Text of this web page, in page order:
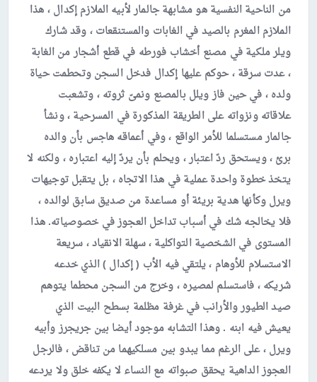
من الناحية النفسية هو مشابهة جالمار لأبيه الملازم إكدال ، هذا
الملازم المغرم بالصيد في الغابات والمستنقعات ، وقد شارك
ويلر ملكية في مصنع أخشاب فورطه في قطع أشجار من الغابة
، عدت سرقة ، حوكم عليها إكدال فدخل السجن وتحطمت حياة
ولده ، في حين فاز ويلل بالمصنع ونمىّ ثروته ، وتشعبت
علاقاته ونزواته على الطريقة المذكورة في المسرحية ، ونشأ
جالمار مستسلما للأمر الواقع ، وفي أعماقه هاجس بأن والده
برئ ، ويستحق ردّ اعتبار ، ويحلم بأن يردّ إليه اعتباره ، ولكنه لا
يتخذ خطوة واحدة عملية في هذا الاتجاه ، بل يتقبل توجيهات
ويرل وكأنها هدية بريئة أو مساعدة من صديق سابق لوالده ،
فلا يخالجه شك في أسباب تداخل العجوز في خصوصياته. هذا
المستوى في الشخصية التواكلية ، سهلة الانقياد ، سريعة
الاستسلام للأوهام ، يلتقي فيه الأب ( إكدال ) الذي خدعه
شريكه ، فاستسلم لمصيره ، وخرج من السجن محطما يتوهم
صيد الطيور والأرانب في غرفة مظلمة بسطح البيت الذي
يعيش فيه ابنه . وهذا التشابه موجود أيضا بين جريجرز وأبيه
ويرل ، على الرغم مما يبدو بين مسلكيهما من تناقض ، فالرجل
العجوز الداهية يحقق صبواته مع النساء لا يكفه خلق ولا يردعه